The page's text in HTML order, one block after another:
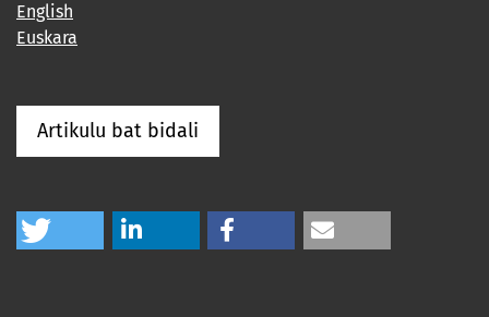
English
Euskara
Artikulu bat bidali